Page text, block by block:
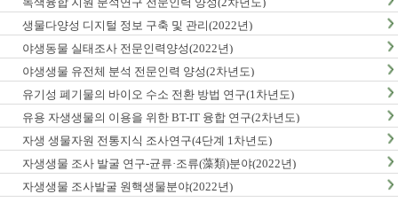
생물다양성 디지털 정보 구축 및 관리(2022년)
야생동물 실태조사 전문인력양성(2022년)
야생생물 유전체 분석 전문인력 양성(2차년도)
유기성 폐기물의 바이오 수소 전환 방법 연구(1차년도)
유용 자생생물의 이용을 위한 BT-IT 융합 연구(2차년도)
자생 생물자원 전통지식 조사연구(4단계 1차년도)
자생생물 조사 발굴 연구-균류·조류(藻類)분야(2022년)
자생생물 조사발굴 원핵생물분야(2022년)